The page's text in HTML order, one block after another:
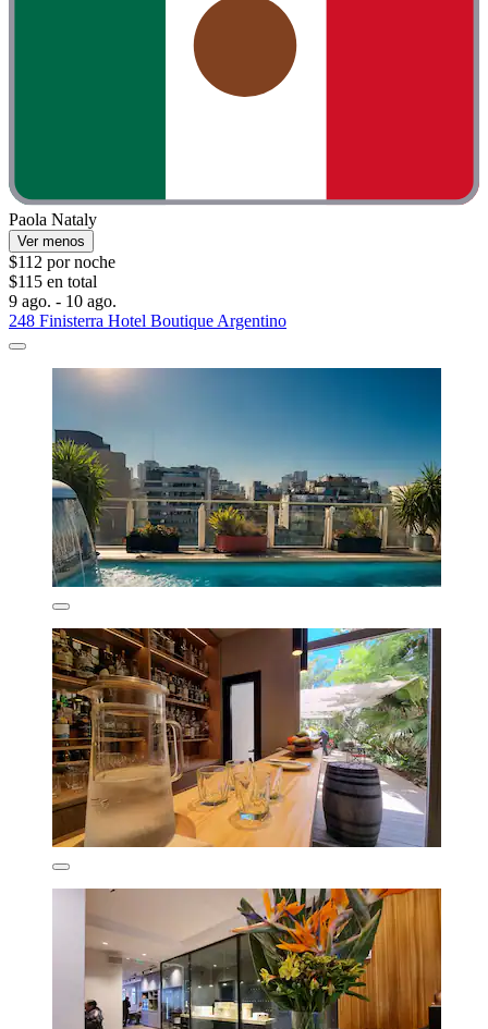
Paola Nataly
Ver menos
$112 por noche
$115 en total
9 ago. - 10 ago.
248 Finisterra Hotel Boutique Argentino